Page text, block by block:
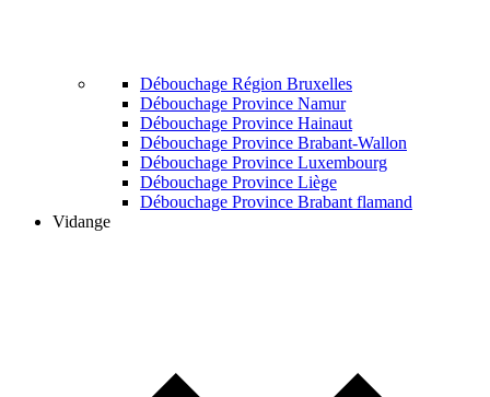
Débouchage Région Bruxelles
Débouchage Province Namur
Débouchage Province Hainaut
Débouchage Province Brabant-Wallon
Débouchage Province Luxembourg
Débouchage Province Liège
Débouchage Province Brabant flamand
Vidange